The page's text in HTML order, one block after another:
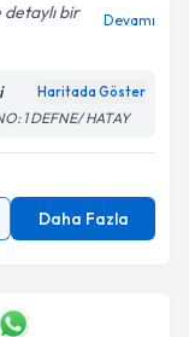
Aydınlatma
bir
Devamı
Haritada Göster
1 DEFNE/ HATAY
Daha Fazla